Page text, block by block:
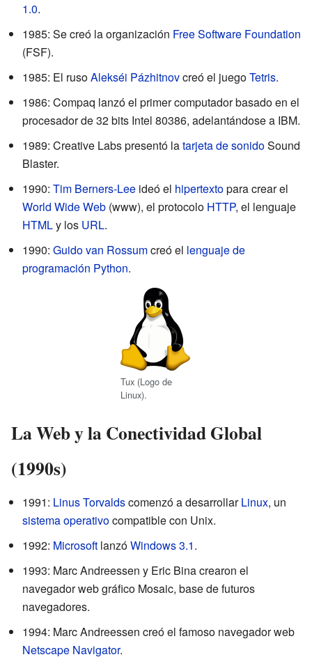
1.0.
1985: Se creó la organización Free Software Foundation
(FSF).
1985: El rusoAlekséi Pázhitnovcreó el juegoTetris.
1986: Compaq lanzó el primer computador basado en el
procesador de 32 bits Intel 80386, adelantándose a IBM.
1989: Creative Labs presentó latarjeta de sonidoSound
Blaster.
1990: Tim Berners-Lee ideó el hipertextopara crear el
World Wide Web (www), el protocolo HTTP, el lenguaje
HTMLy los URL.
1990: Guido van Rossumcreó el lenguaje de
programación Python.
Tux (Logo de
Linux).
La Web y la Conectividad Global
(1990s)
1991: Linus Torvaldscomenzó a desarrollarLinux, un
sistema operativocompatible con Unix.
1992: Microsoft lanzóWindows 3.1.
1993: Marc Andreessen y Eric Bina crearon el
navegador web gráfico Mosaic, base de futuros
navegadores.
1994: Marc Andreessen creó el famoso navegador web
Netscape Navigator.